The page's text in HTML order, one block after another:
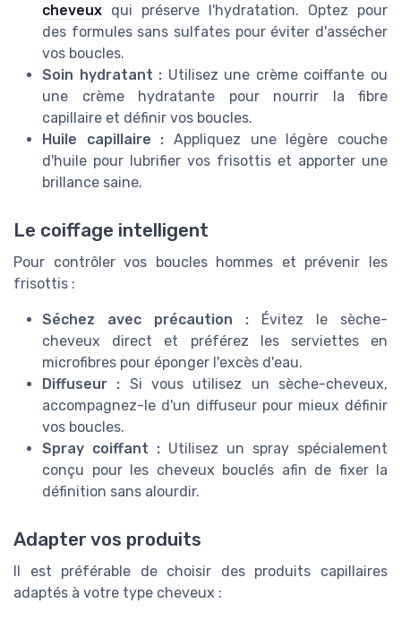
cheveux qui préserve l'hydratation. Optez pour
des formules sans sulfates pour éviter d'assécher
vos boucles.
Soin hydratant : Utilisez une crème coiffante ou
une crème hydratante pour nourrir la fibre
capillaire et définir vos boucles.
Huile capillaire : Appliquez une légère couche
d'huile pour lubrifier vos frisottis et apporter une
brillance saine.
Le coiffage intelligent
Pour contrôler vos boucles hommes et prévenir les
frisottis :
Séchez avec précaution : Évitez le sèche-
cheveux direct et préférez les serviettes en
microfibres pour éponger l'excès d'eau.
Diffuseur : Si vous utilisez un sèche-cheveux,
accompagnez-le d'un diffuseur pour mieux définir
vos boucles.
Spray coiffant : Utilisez un spray spécialement
conçu pour les cheveux bouclés afin de fixer la
définition sans alourdir.
Adapter vos produits
Il est préférable de choisir des produits capillaires
adaptés à votre type cheveux :